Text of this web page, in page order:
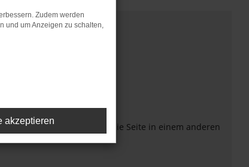
verhindern. Funktioniert die Seite in einem anderen
Zudem werden
und um Anzeigen zu schalten,
akzeptieren